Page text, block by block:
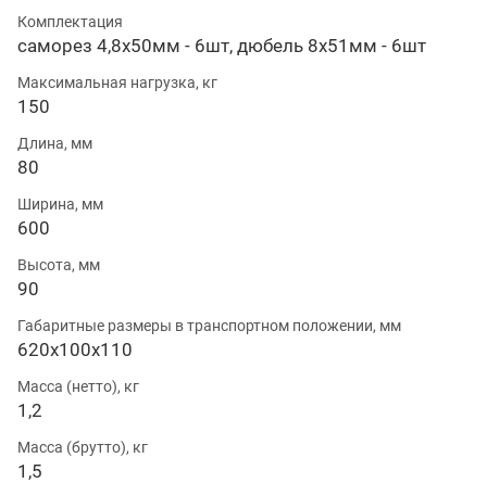
Комплектация
саморез 4,8х50мм - 6шт, дюбель 8х51мм - 6шт
Максимальная нагрузка, кг
150
Длина, мм
80
Ширина, мм
600
Высота, мм
90
Габаритные размеры в транспортном положении, мм
620х100х110
Масса (нетто), кг
1,2
Масса (брутто), кг
1,5